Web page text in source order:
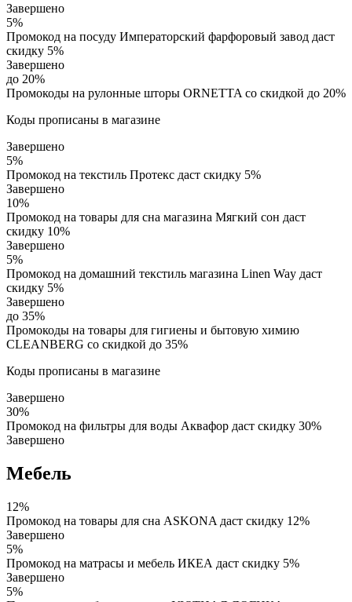
Завершено
5%
Промокод на посуду Императорский фарфоровый завод даст
скидку 5%
Завершено
до 20%
Промокоды на рулонные шторы ORNETTA со скидкой до 20%
Коды прописаны в магазине
Завершено
5%
Промокод на текстиль Протекс даст скидку 5%
Завершено
10%
Промокод на товары для сна магазина Мягкий сон даст
скидку 10%
Завершено
5%
Промокод на домашний текстиль магазина Linen Way даст
скидку 5%
Завершено
до 35%
Промокоды на товары для гигиены и бытовую химию
CLEANBERG со скидкой до 35%
Коды прописаны в магазине
Завершено
30%
Промокод на фильтры для воды Аквафор даст скидку 30%
Завершено
Мебель
12%
Промокод на товары для сна ASKONA даст скидку 12%
Завершено
5%
Промокод на матрасы и мебель ИКЕА даст скидку 5%
Завершено
5%